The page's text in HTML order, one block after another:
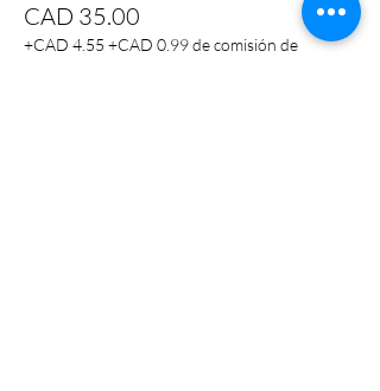
CAD 35.00
+CAD 4.55 +CAD 0.99 de comisión de